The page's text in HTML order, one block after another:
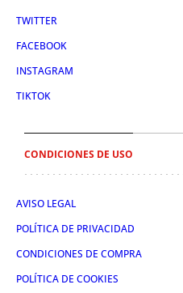
TWITTER
FACEBOOK
INSTAGRAM
TIKTOK
CONDICIONES DE USO
AVISO LEGAL
POLÍTICA DE PRIVACIDAD
CONDICIONES DE COMPRA
POLÍTICA DE COOKIES